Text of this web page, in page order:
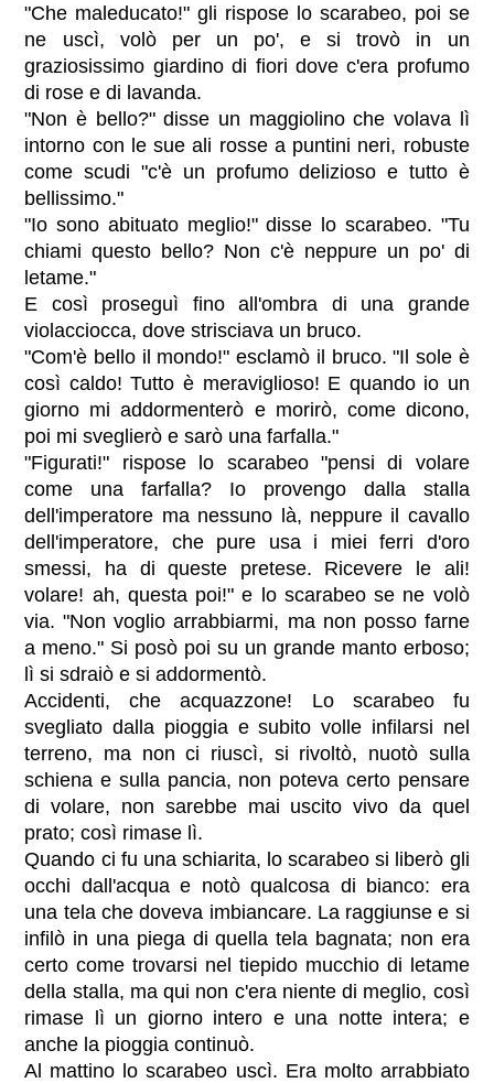
"Che maleducato!" gli rispose lo scarabeo, poi se
ne uscì, volò per un po', e si trovò in un
graziosissimo giardino di fiori dove c'era profumo
di rose e di lavanda.
"Non è bello?" disse un maggiolino che volava lì
intorno con le sue ali rosse a puntini neri, robuste
come scudi "c'è un profumo delizioso e tutto è
bellissimo."
"Io sono abituato meglio!" disse lo scarabeo. "Tu
chiami questo bello? Non c'è neppure un po' di
letame."
E così proseguì fino all'ombra di una grande
violacciocca, dove strisciava un bruco.
"Com'è bello il mondo!" esclamò il bruco. "Il sole è
così caldo! Tutto è meraviglioso! E quando io un
giorno mi addormenterò e morirò, come dicono,
poi mi sveglierò e sarò una farfalla."
"Figurati!" rispose lo scarabeo "pensi di volare
come una farfalla? Io provengo dalla stalla
dell'imperatore ma nessuno là, neppure il cavallo
dell'imperatore, che pure usa i miei ferri d'oro
smessi, ha di queste pretese. Ricevere le ali!
volare! ah, questa poi!" e lo scarabeo se ne volò
via. "Non voglio arrabbiarmi, ma non posso farne
a meno." Si posò poi su un grande manto erboso;
lì si sdraiò e si addormentò.
Accidenti, che acquazzone! Lo scarabeo fu
svegliato dalla pioggia e subito volle infilarsi nel
terreno, ma non ci riuscì, si rivoltò, nuotò sulla
schiena e sulla pancia, non poteva certo pensare
di volare, non sarebbe mai uscito vivo da quel
prato; così rimase lì.
Quando ci fu una schiarita, lo scarabeo si liberò gli
occhi dall'acqua e notò qualcosa di bianco: era
una tela che doveva imbiancare. La raggiunse e si
infilò in una piega di quella tela bagnata; non era
certo come trovarsi nel tiepido mucchio di letame
della stalla, ma qui non c'era niente di meglio, così
rimase lì un giorno intero e una notte intera; e
anche la pioggia continuò.
Al mattino lo scarabeo uscì. Era molto arrabbiato